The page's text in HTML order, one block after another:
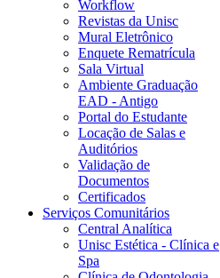
Workflow
Revistas da Unisc
Mural Eletrônico
Enquete Rematrícula
Sala Virtual
Ambiente Graduação
EAD - Antigo
Portal do Estudante
Locação de Salas e
Auditórios
Validação de
Documentos
Certificados
Serviços Comunitários
Central Analítica
Unisc Estética - Clínica e
Spa